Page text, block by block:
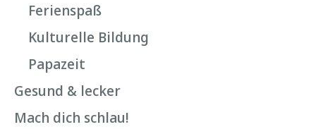
Ferienspaß
Kulturelle Bildung
Papazeit
Gesund & lecker
Mach dich schlau!